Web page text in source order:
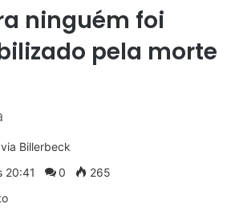
ninguém foi
pela morte
Billerbeck
20:41 0
265